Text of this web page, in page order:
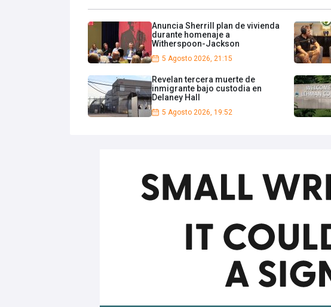
Anuncia Sherrill plan de vivienda
durante homenaje a
Witherspoon-Jackson
5 Agosto 2026, 21:15
Revelan tercera muerte de
inmigrante bajo custodia en
Delaney Hall
5 Agosto 2026, 19:52